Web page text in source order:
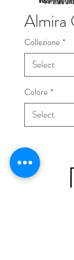
Almira
Collezione *
Colore *